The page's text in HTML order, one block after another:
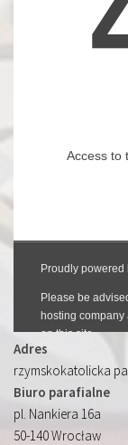
Adres
rzymskokatolicka
Biuro parafialne
pl. Nankiera 16a
50-140 Wrocław